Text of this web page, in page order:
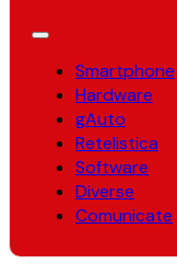
Smartphone
Hardware
gAuto
Retelistica
Software
Diverse
Comunicate